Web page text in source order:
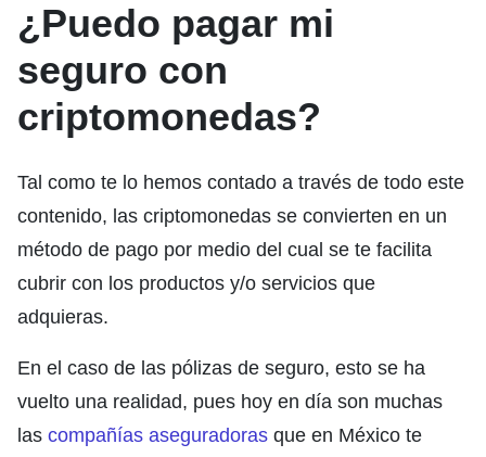
¿Puedo pagar mi
seguro con
criptomonedas?
Tal como te lo hemos contado a través de todo este
contenido, las criptomonedas se convierten en un
método de pago por medio del cual se te facilita
cubrir con los productos y/o servicios que
adquieras.
En el caso de las pólizas de seguro, esto se ha
vuelto una realidad, pues hoy en día son muchas
las compañías aseguradoras que en México te